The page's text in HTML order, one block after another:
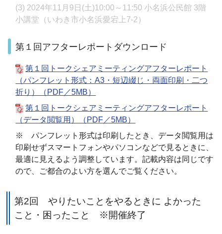
(3) 2024年11月9日(土)10:00～11:50 小名浜公民館 3階
小講堂（いわき市小名浜愛宕上7-2）
第１回アフターレポートダウンロード
第１回トークシェアミーティングアフターレポート
（パンフレット形式：A3・短辺綴じ・両面印刷・二つ
折り）（PDF／5MB）
第１回トークシェアミーティングアフターレポート
（データ閲覧用）（PDF／5MB）
※ パンフレット形式は印刷したとき、データ閲覧用は
印刷せずスマートフォンやパソコンなどで見るときに、
最適に見えるよう調整しています。記載内容は同じです
ので、ご都合のよい方を選んでご覧ください。
第2回 やりたいことをやるときに よかった
こと・困ったこと ※開催終了